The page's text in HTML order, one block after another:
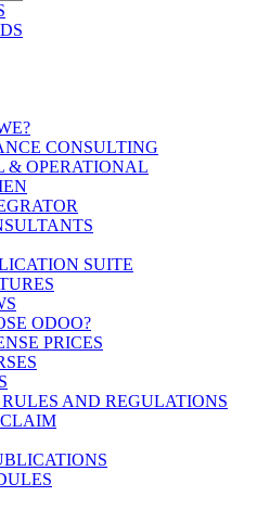
CONSULTING
& OPERATIONAL
SUITE
ODOO?
PRICES
AND REGULATIONS